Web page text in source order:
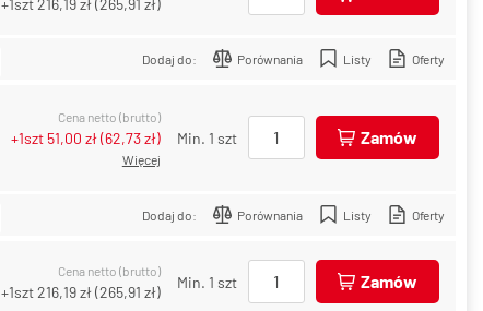
Dodaj do: Porównania Listy Oferty
Cena netto (brutto)
+1szt 51,00 zł(62,73 zł)
Więcej
Min. 1 szt Zamów
Dodaj do: Porównania Listy Oferty
Cena netto (brutto)
+1szt216,19 zł(265,91 zł)
Min. 1 szt Zamów